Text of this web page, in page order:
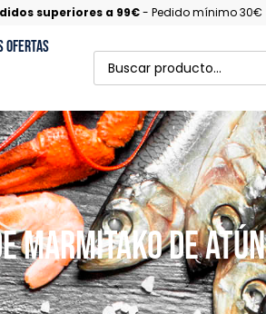
superiores a 99€- Pedido mínimo 30€
Ofertas
Marmitako de Atún